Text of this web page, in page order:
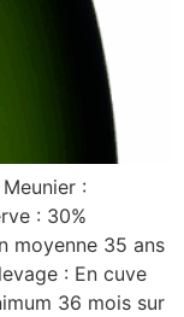
:
: 30%
moyenne 35 ans
: En cuve
36 mois sur